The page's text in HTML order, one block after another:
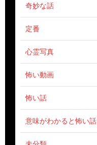
奇妙な話
定番
心霊写真
怖い動画
怖い話
意味がわかると怖い話